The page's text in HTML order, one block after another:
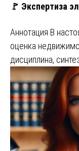
🚩 Экспертиза
Аннотация В
оценка
дисциплина,